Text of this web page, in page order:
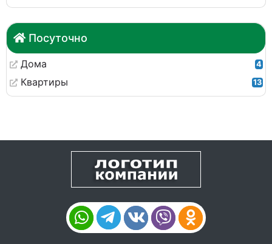
Посуточно
Дома 4
Квартиры 13